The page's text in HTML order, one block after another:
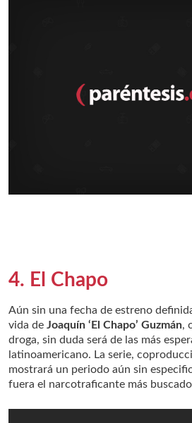
4. El Chapo
Aún sin una fecha de estreno
vida de Joaquín ‘El Chapo’ Guzmán,
droga, sin duda será de las más
latinoamericano. La serie,
mostrará un periodo aún sin
fuera el narcotraficante más